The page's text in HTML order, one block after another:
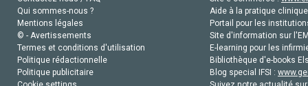
Qui sommes-nous ?
Mentions légales
© - Avertissements
Termes et conditions d'utilisation
Politique rédactionnelle
Politique publicitaire
Aide à la pratique
Portail pour les
Site d'information sur
E-learning pour les
Bibliothèque d'e-books
Blog special IFSI :